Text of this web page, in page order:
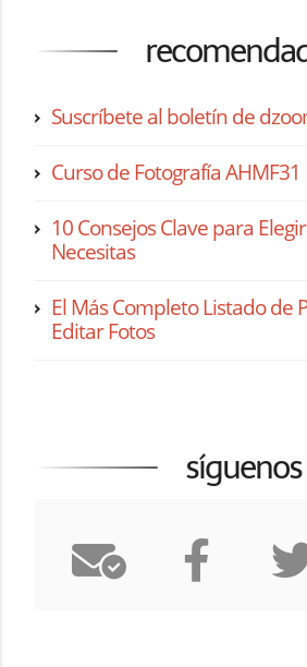
Suscríbete al boletín de
Curso de Fotografía AHMF31
10 Consejos Clave para
Necesitas
El Más Completo Listado de
Editar Fotos
síguenos